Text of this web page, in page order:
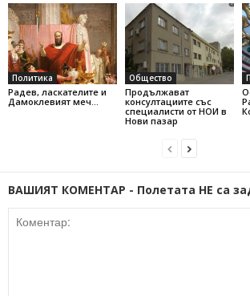
Политика
Радев, ласкателите и
Дамоклевият меч…
Общество
Продължават
консултациите със
специалисти от НОИ в
Нови пазар
ВАШИЯТ КОМЕНТАР - Полетата НЕ са